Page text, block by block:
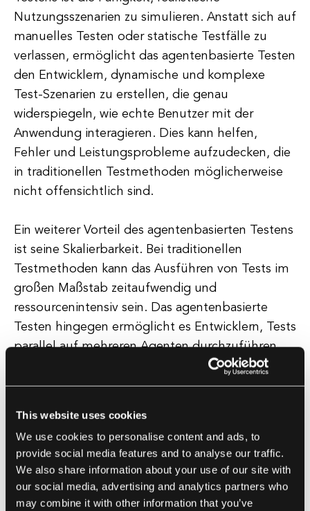
This website uses cookies
We use cookies to personalise content and ads, to
provide social media features and to analyse our traffic.
We also share information about your use of our site with
our social media, advertising and analytics partners who
may combine it with other information that you’ve
Nutzungsszenarien zu simulieren. Anstatt sich auf
manuelles Testen oder statische Testfälle zu
verlassen, ermöglicht das agentenbasierte Testen
den Entwicklern, dynamische und komplexe
Test-Szenarien zu erstellen, die genau
widerspiegeln, wie echte Benutzer mit der
Anwendung interagieren. Dies kann helfen,
Fehler und Leistungsprobleme aufzudecken, die
in traditionellen Testmethoden möglicherweise
nicht offensichtlich sind.
Ein weiterer Vorteil des agentenbasierten Testens
ist seine Skalierbarkeit. Bei traditionellen
Testmethoden kann das Ausführen von Tests im
großen Maßstab zeitaufwendig und
ressourcenintensiv sein. Das agentenbasierte
Testen hingegen ermöglicht es Entwicklern, Tests
parallel auf mehreren Agenten durchzuführen,
was es einfacher macht, die Anwendung unter
Bedingungen mit hoher Belastung zu testen.
möglicherweise nur unter hohen
Nutzungsebenen manifestieren.
Zusätzlich kann agentenbasiertes Testen dazu